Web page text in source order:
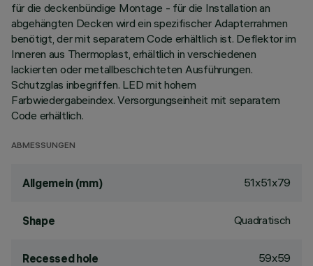
für die deckenbündige Montage - für die Installation an
abgehängten Decken wird ein spezifischer Adapterrahmen
benötigt, der mit separatem Code erhältlich ist. Deflektor im
Inneren aus Thermoplast, erhältlich in verschiedenen
lackierten oder metallbeschichteten Ausführungen.
Schutzglas inbegriffen. LED mit hohem
Farbwiedergabeindex. Versorgungseinheit mit separatem
Code erhältlich.
ABMESSUNGEN
Allgemein (mm) 51x51x79
Shape Quadratisch
Recessed hole
59x59